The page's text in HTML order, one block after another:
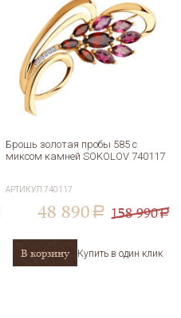
Брошь золотая пробы 585 с
миксом камней SOKOLOV 740117
АРТИКУЛ740117
48 890 a 158 990a
В корзину Купить в один клик